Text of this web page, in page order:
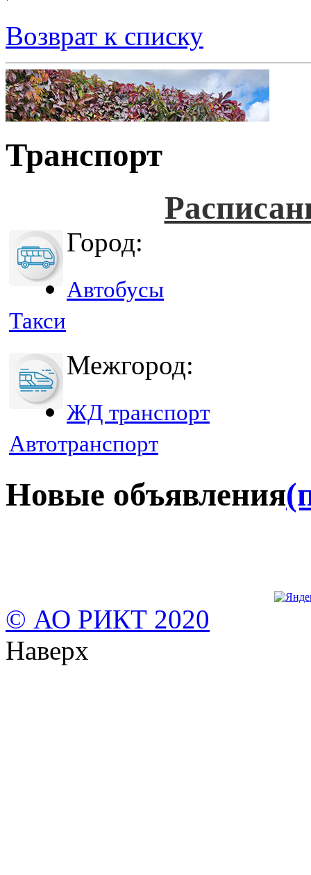
Возврат к списку
Транспорт
Город:
Автобусы
Такси
Межгород:
ЖД транспорт
Автотранспорт
Новые объявления
© АО РИКТ 2020
Наверх